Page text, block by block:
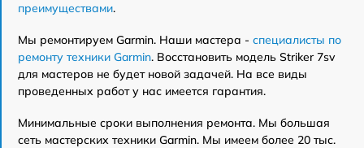
преимуществами.
Мы ремонтируем Garmin. Наши мастера - специалисты по
ремонту техники Garmin. Восстановить модель Striker 7sv
для мастеров не будет новой задачей. На все виды
проведенных работ у нас имеется гарантия.
Минимальные сроки выполнения ремонта. Мы большая
сеть мастерских техники Garmin. Мы имеем более 20 тыс.